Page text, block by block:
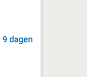
9 dagen